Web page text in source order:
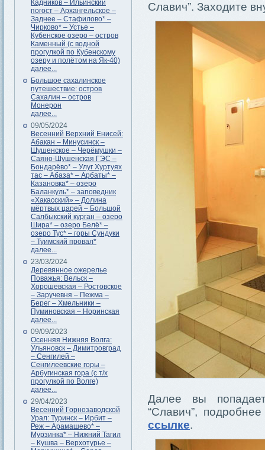
Кадников – Ильинский
погост – Архангельское –
Заднее – Стафилово* –
Чирково* – Устье –
Кубенское озеро – остров
Каменный (с водной
прогулкой по Кубенскому
озеру и полётом на Як-40)
далее...
Большое сахалинское
путешествие: остров
Сахалин – остров
Монерон
далее...
09/05/2024
Весенний Верхний Енисей:
Абакан – Минусинск –
Шушенское – Черёмушки –
Саяно-Шушенская ГЭС –
Бондарёво* – Улуг Хуртуях
тас – Абаза* – Арбаты* –
Казановка* – озеро
Баланкуль* – заповедник
«Хакасский» – Долина
мёртвых царей – Большой
Салбыкский курган – озеро
Шира* – озеро Белё* –
озеро Тус* – горы Сундуки
– Туимский провал*
далее...
23/03/2024
Деревянное ожерелье
Поважья: Вельск –
Хорошевская – Ростовское
– Заручевня – Пежма –
Берег – Хмельники –
Пуминовская – Норинская
далее...
09/09/2023
Осенняя Нижняя Волга:
Ульяновск – Димитровград
– Сенгилей –
Сенгилеевские горы –
Арбугинская гора (с т/х
прогулкой по Волге)
далее...
29/04/2023
Весенний Горнозаводской
Урал: Туринск – Ирбит –
Реж – Арамашево* –
Мурзинка* – Нижний Тагил
– Кушва – Верхотурье –
Славич”. Заходите
Далее вы
“Славич”,
ссылке.